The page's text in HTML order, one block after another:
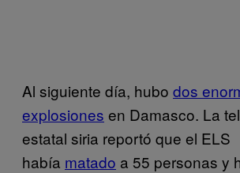
Al siguiente día, hubo dos
explosiones en Damasco. La
estatal siria reportó que el ELS
había matado a 55 personas y